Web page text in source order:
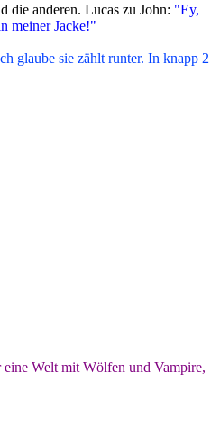
die anderen. Lucas zu John: "Ey,
meiner Jacke!"
glaube sie zählt runter. In knapp 2
Welt mit Wölfen und Vampire,